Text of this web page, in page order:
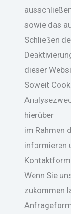
ausschließen
sowie das
Schließen
dieser
Soweit
hierüber
im Rahmen
informieren
Wenn Sie
zukommen